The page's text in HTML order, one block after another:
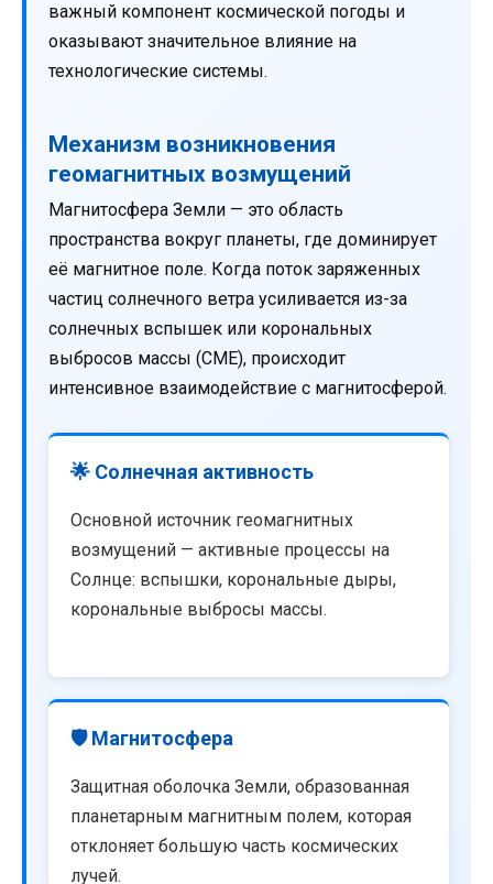
важный компонент космической погоды и
оказывают значительное влияние на
технологические системы.
Механизм возникновения
геомагнитных возмущений
Магнитосфера Земли — это область
пространства вокруг планеты, где доминирует
её магнитное поле. Когда поток заряженных
частиц солнечного ветра усиливается из-за
солнечных вспышек или корональных
выбросов массы (CME), происходит
интенсивное взаимодействие с магнитосферой.
🌟 Солнечная активность
Основной источник геомагнитных
возмущений — активные процессы на
Солнце: вспышки, корональные дыры,
корональные выбросы массы.
🛡️ Магнитосфера
Защитная оболочка Земли, образованная
планетарным магнитным полем, которая
отклоняет большую часть космических
лучей.